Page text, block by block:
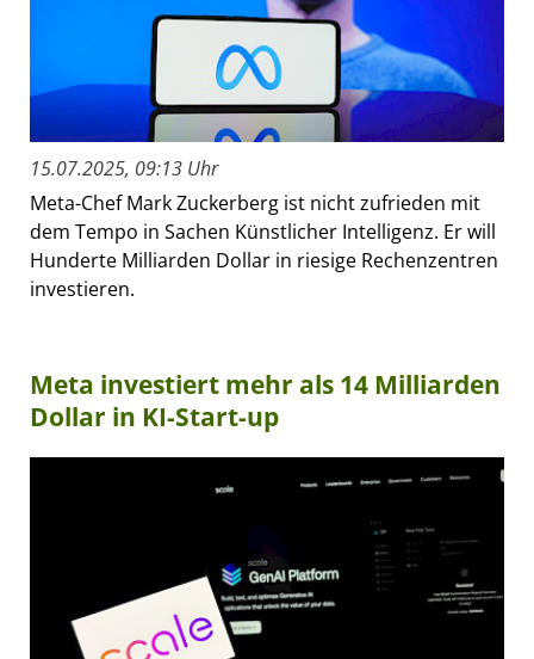
15.07.2025, 09:13 Uhr
Meta-Chef Mark Zuckerberg ist nicht zufrieden mit
dem Tempo in Sachen Künstlicher Intelligenz. Er will
Hunderte Milliarden Dollar in riesige Rechenzentren
investieren.
Meta investiert mehr als 14 Milliarden
Dollar in KI-Start-up